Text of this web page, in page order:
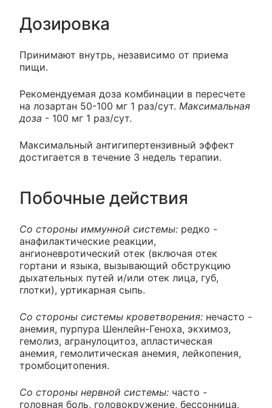
Дозировка
Принимают внутрь, независимо от приема
пищи.
Рекомендуемая доза комбинации в пересчете
на лозартан 50-100 мг 1 раз/сут. Максимальная
доза - 100 мг 1 раз/сут.
Максимальный антигипертензивный эффект
достигается в течение 3 недель терапии.
Побочные действия
Со стороны иммунной системы: редко -
анафилактические реакции,
ангионевротический отек (включая отек
гортани и языка, вызывающий обструкцию
дыхательных путей и/или отек лица, губ,
глотки), уртикарная сыпь.
Со стороны системы кроветворения: нечасто -
анемия, пурпура Шенлейн-Геноха, экхимоз,
гемолиз, агранулоцитоз, апластическая
анемия, гемолитическая анемия, лейкопения,
тромбоцитопения.
Со стороны нервной системы: часто -
головная боль, головокружение, бессонница,